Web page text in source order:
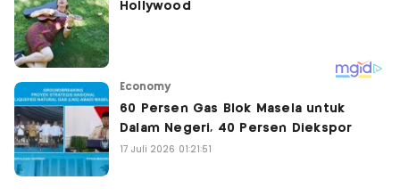
Economy
60 Persen Gas Blok Masela untuk
Dalam Negeri, 40 Persen Diekspor
17 Juli 2026 01:21:51